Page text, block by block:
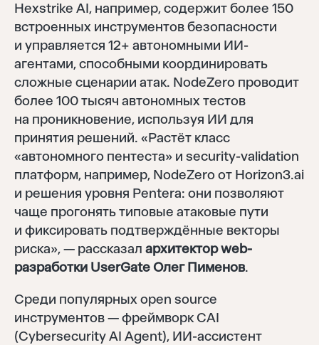
Hexstrike AI, например, содержит более 150
встроенных инструментов безопасности
и управляется 12+ автономными ИИ-
агентами, способными координировать
сложные сценарии атак. NodeZero проводит
более 100 тысяч автономных тестов
на проникновение, используя ИИ для
принятия решений. «Растёт класс
«автономного пентеста» и security-validation
платформ, например, NodeZero от Horizon3.ai
и решения уровня Pentera: они позволяют
чаще прогонять типовые атаковые пути
и фиксировать подтверждённые векторы
риска», — рассказал архитектор web-
разработки UserGate Олег Пименов.
Среди популярных open source
инструментов — фреймворк CAI
(Cybersecurity AI Agent), ИИ-ассистент